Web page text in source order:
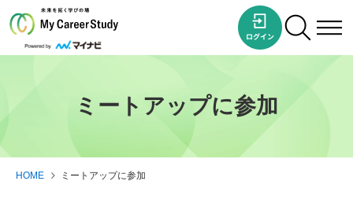
ミートアップに参加
HOME ミートアップに参加